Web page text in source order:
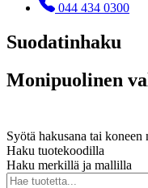
044 434 0300
Suodatinhaku
Monipuolinen
Syötä hakusana tai koneen
Haku tuotekoodilla
Haku merkillä ja mallilla